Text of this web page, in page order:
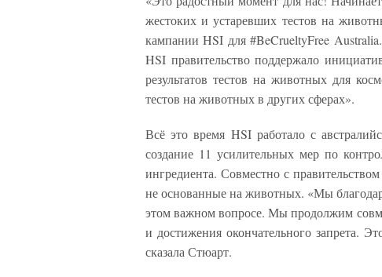
жестоких и устаревших тестов на
кампании HSI для #BeCrueltyFree
HSI правительство поддержало
результатов тестов на животных для
тестов на животных в других сферах».
Всё это время HSI работало с
создание 11 усилительных мер по
ингредиента. Совместно с
не основанные на животных. «Мы
этом важном вопросе. Мы продолжим
и достижения окончательного запрета.
сказала Стюарт.